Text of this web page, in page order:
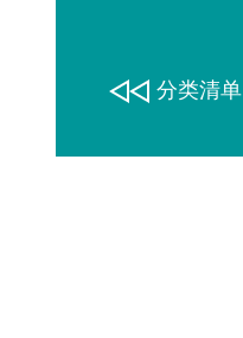
分类清单